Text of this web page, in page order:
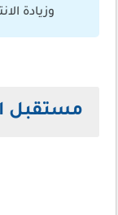
وزيادة
مستقبل